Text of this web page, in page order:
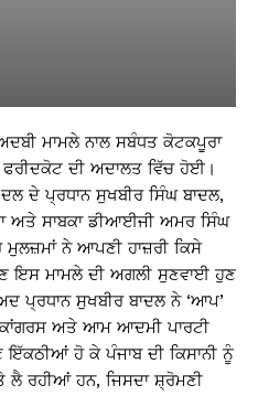
ਮਾਮਲੇ ਨਾਲ ਸਬੰਧਤ ਕੋਟਕਪੂਰਾ
ਦੀ ਅਦਾਲਤ ਵਿੱਚ ਹੋਈ।
ਦੇ ਪ੍ਰਧਾਨ ਸੁਖਬੀਰ ਸਿੰਘ ਬਾਦਲ,
ਅਤੇ ਸਾਬਕਾ ਡੀਆਈਜੀ ਅਮਰ ਸਿੰਘ
ਨੇ ਆਪਣੀ ਹਾਜ਼ਰੀ ਕਿਸੇ
ਇਸ ਮਾਮਲੇ ਦੀ ਅਗਲੀ ਸੁਣਵਾਈ ਹੁਣ
ਪ੍ਰਧਾਨ ਸੁਖਬੀਰ ਬਾਦਲ ਨੇ ‘ਆਪ’
ਕਾਂਗਰਸ ਅਤੇ ਆਮ ਆਦਮੀ ਪਾਰਟੀ
ਇੱਕਠੀਆਂ ਹੋ ਕੇ ਪੰਜਾਬ ਦੀ ਕਿਸਾਨੀ ਨੂੰ
ਲੈ ਰਹੀਆਂ ਹਨ, ਜਿਸਦਾ ਸ਼੍ਰੋਮਣੀ